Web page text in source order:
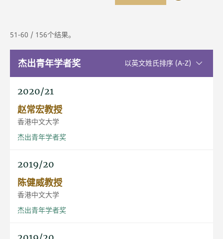
51-60 / 156个结果。
杰出青年学者奖 以英文姓氏排序 (A-Z)升序排序
2020/21
赵常宏教授
香港中文大学
杰出青年学者奖
2019/20
陈健威教授
香港中文大学
杰出青年学者奖